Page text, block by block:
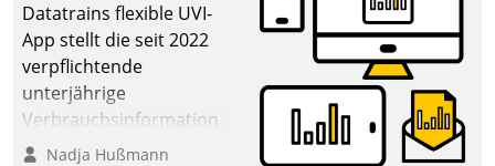
Datatrains flexible UVI-
App stellt die seit 2022
verpflichtende
unterjährige
Verbrauchsinformation
schnell, zuverlässig und
Nadja Hußmann